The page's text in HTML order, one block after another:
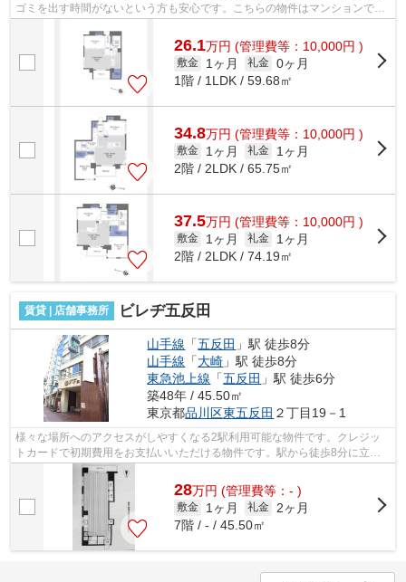
ゴミを出す時間がないという方も安心です。こちらの物件はマンションで
26.1万円 (管理費等：10,000円 )
敷金 1ヶ月 礼金 0ヶ月
1階 / 1LDK / 59.68㎡
34.8万円 (管理費等：10,000円 )
敷金 1ヶ月 礼金
1ヶ月
2階 / 2LDK / 65.75㎡
37.5万円 (管理費等：10,000円 )
敷金 1ヶ月 礼金
1ヶ月
2階 / 2LDK / 74.19㎡
賃貸 | 店舗事務所 ビレヂ五反田
山手線 「五反田 」駅 徒歩8分
山手線 「大崎 」駅 徒歩8分
東急池上線 「五反田 」駅 徒歩6分
築48年 / 45.50㎡
東京都品川区東五反田 ２丁目19－1
様々な場所へのアクセスがしやすくなる2駅利用可能な物件です。クレジッ
トカードで初期費用をお支払いいただける物件です。駅から徒歩8分に立地
する物件です。
28万円 (管理費等：- )
敷金 1ヶ月 礼金
2ヶ月
7階 / - / 45.50㎡